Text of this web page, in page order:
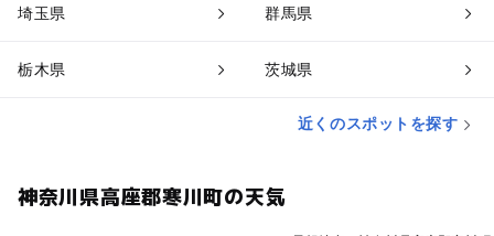
埼玉県 群馬県
栃木県 茨城県
近くのスポットを探す
神奈川県高座郡寒川町の天気